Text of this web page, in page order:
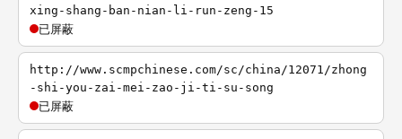
xing-shang-ban-nian-li-run-zeng-15
已屏蔽
http://www.scmpchinese.com/sc/china/12071/zhong
-shi-you-zai-mei-zao-ji-ti-su-song
已屏蔽